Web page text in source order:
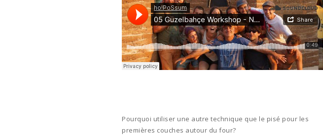
Pourquoi utiliser une autre technique que le pisé pour les
premières couches autour du four?